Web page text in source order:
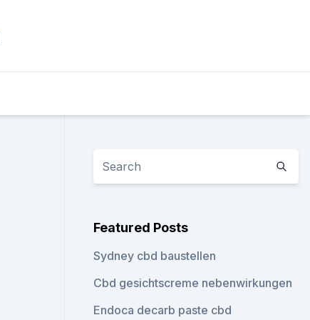
Featured Posts
Sydney cbd baustellen
Cbd gesichtscreme nebenwirkungen
Endoca decarb paste cbd